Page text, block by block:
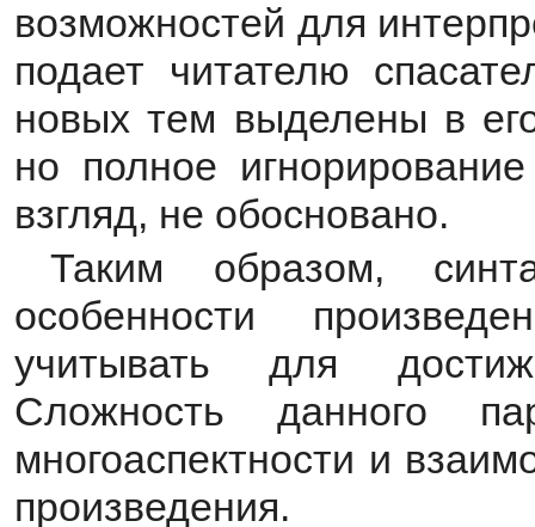
возможностей для
подает читателю
новых тем выделены в
но полное
взгляд, не обосновано.
Таким образом,
особенности
учитывать для
Сложность данного
многоаспектности и
произведения.